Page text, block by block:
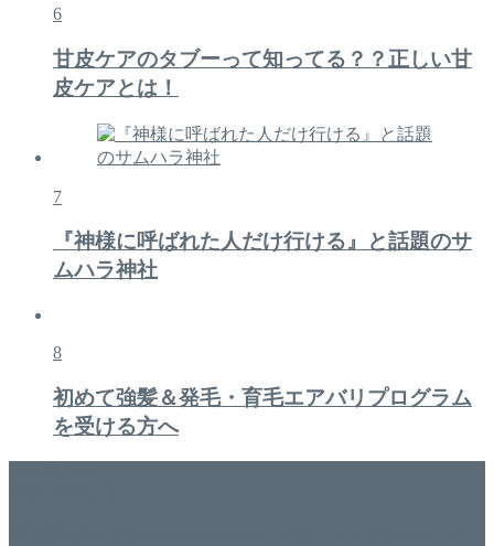
6
甘皮ケアのタブーって知ってる？？正しい甘
皮ケアとは！
7
『神様に呼ばれた人だけ行ける』と話題のサ
ムハラ神社
8
初めて強髪＆発毛・育毛エアバリプログラム
を受ける方へ